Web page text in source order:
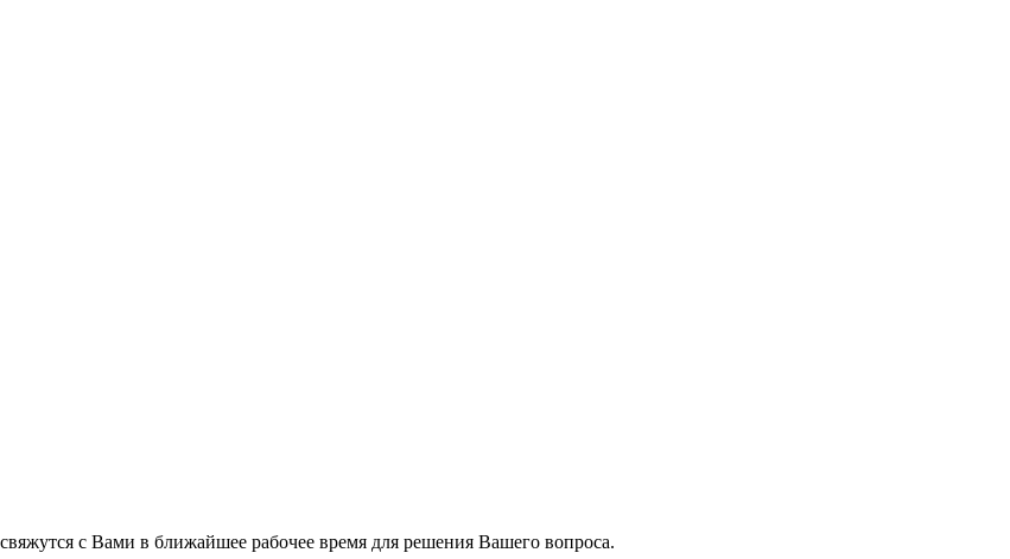
с Вами в ближайшее рабочее время для решения Вашего вопроса.